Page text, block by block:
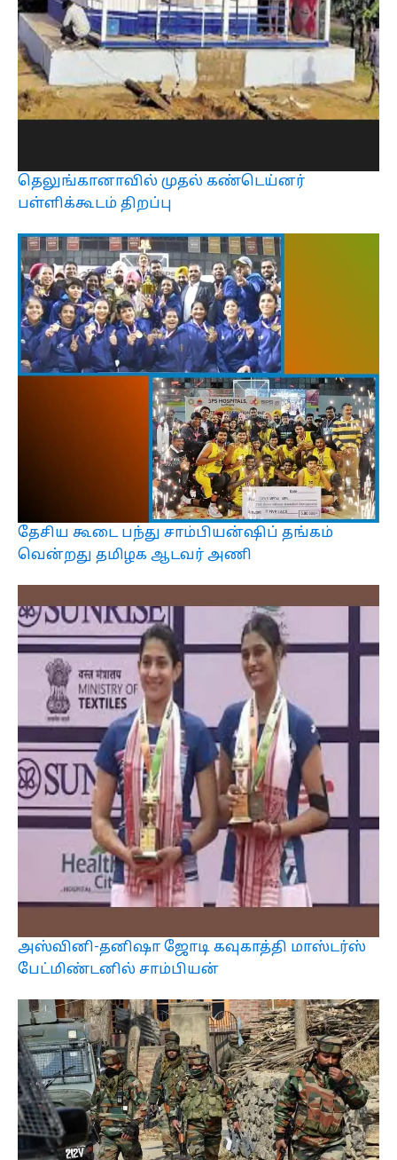
தெலுங்கானாவில் முதல் கண்டெய்னர்
பள்ளிக்கூடம் திறப்பு
தேசிய கூடை பந்து சாம்பியன்ஷிப் தங்கம்
வென்றது தமிழக ஆடவர் அணி
அஸ்வினி-தனிஷா ஜோடி கவுகாத்தி மாஸ்டர்ஸ்
பேட்மிண்டனில் சாம்பியன்